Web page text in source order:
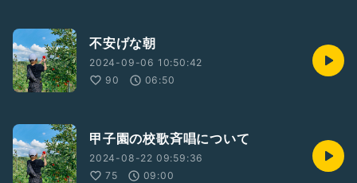
不安げな朝
2024-09-06 10:50:42
90
06:50
甲子園の校歌斉唱について
2024-08-22 09:59:36
75
09:00